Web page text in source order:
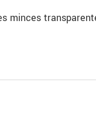
minces